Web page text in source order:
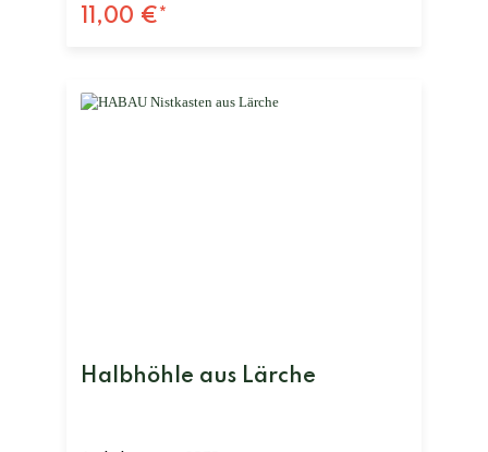
11,00 €*
Halbhöhle aus Lärche